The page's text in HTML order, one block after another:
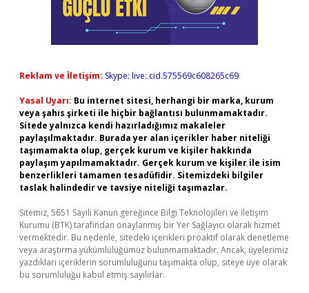
Reklam ve İletişim: Skype: live:.cid.575569c608265c69
Yasal Uyarı: Bu internet sitesi, herhangi bir marka, kurum
veya şahıs şirketi ile hiçbir bağlantısı bulunmamaktadır.
Sitede yalnızca kendi hazırladığımız makaleler
paylaşılmaktadır. Burada yer alan içerikler haber niteliği
taşımamakta olup, gerçek kurum ve kişiler hakkında
paylaşım yapılmamaktadır. Gerçek kurum ve kişiler ile isim
benzerlikleri tamamen tesadüfidir. Sitemizdeki bilgiler
taslak halindedir ve tavsiye niteliği taşımazlar.
Sitemiz, 5651 Sayılı Kanun gereğince Bilgi Teknolojileri ve İletişim
Kurumu (BTK) tarafından onaylanmış bir Yer Sağlayıcı olarak hizmet
vermektedir. Bu nedenle, sitedeki içerikleri proaktif olarak denetleme
veya araştırma yükümlülüğümüz bulunmamaktadır. Ancak, üyelerimiz
yazdıkları içeriklerin sorumluluğunu taşımakta olup, siteye üye olarak
bu sorumluluğu kabul etmiş sayılırlar.